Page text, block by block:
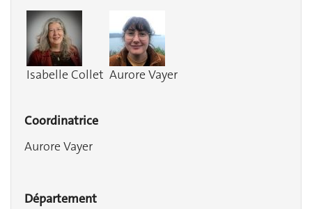
Isabelle Collet Aurore Vayer
Coordinatrice
Aurore Vayer
Département